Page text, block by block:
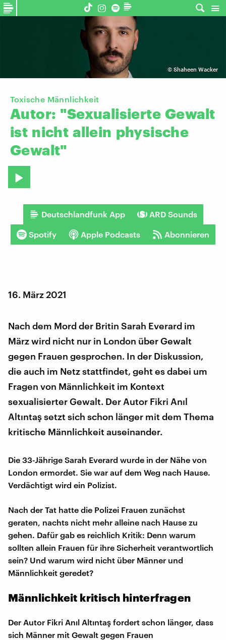
© Shaheen Wacker
Toxische Männlichkeit
Autor: "Sexualisierte Gewalt
ist nicht allein physische
Gewalt"
Deutschlandfunk App ARD Sounds
Spotify Apple Podcasts Abonnieren
16. März 2021
Nach dem Mord der Britin Sarah Everard im
März wird nicht nur in London über Gewalt
gegen Frauen gesprochen. In der Diskussion,
die auch im Netz stattfindet, geht es dabei um
Fragen von Männlichkeit im Kontext
sexualisierter Gewalt. Der Autor Fikri Anıl
Altıntaş setzt sich schon länger mit dem Thema
kritische Männlichkeit auseinander.
Die 33-Jährige Sarah Everard wurde in der Nähe von
London ermordet. Sie war auf dem Weg nach Hause.
Verdächtigt wird ein Polizist.
Nach der Tat hatte die Polizei Frauen zunächst
geraten, nachts nicht mehr alleine nach Hause zu
gehen. Dafür gab es reichlich Kritik: Denn warum
sollten allein Frauen für ihre Sicherheit verantwortlich
sein? Und warum wird nicht über Männer und
Männlichkeit geredet?
Männlichkeit kritisch hinterfragen
Der Autor Fikri Anıl Altıntaş fordert schon länger, dass
sich Männer mit Gewalt gegen Frauen